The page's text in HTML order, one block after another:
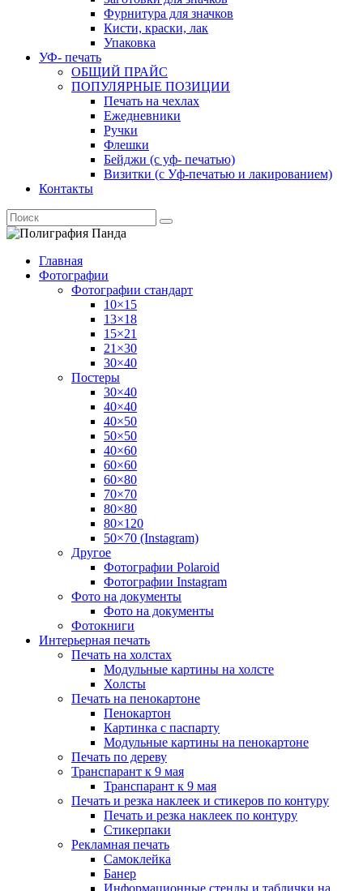
Фурнитура для значков
Кисти, краски, лак
Упаковка
УФ- печать
ОБЩИЙ ПРАЙС
ПОПУЛЯРНЫЕ ПОЗИЦИИ
Печать на чехлах
Ежедневники
Ручки
Флешки
Бейджи (с уф- печатью)
Визитки (с Уф-печатью и лакированием)
Контакты
Главная
Фотографии
Фотографии стандарт
10×15
13×18
15×21
21×30
30×40
Постеры
30×40
40×40
40×50
50×50
40×60
60×60
60×80
70×70
80×80
80×120
50×70 (Instagram)
Другое
Фотографии Polaroid
Фотографии Instagram
Фото на документы
Фото на документы
Фотокниги
Интерьерная печать
Печать на холстах
Модульные картины на холсте
Холсты
Печать на пенокартоне
Пенокартон
Картинка с паспарту
Модульные картины на пенокартоне
Печать по дереву
Транспарант к 9 мая
Транспарант к 9 мая
Печать и резка наклеек и стикеров по контуру
Печать и резка наклеек по контуру
Стикерпаки
Рекламная печать
Самоклейка
Банер
Информационные стенды и таблички на